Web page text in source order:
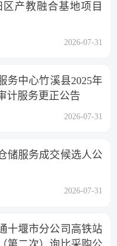
区产教融合基地项目
2026-07-31
务中心竹溪县2025年
计服务更正公告
2026-07-31
储服务成交候选人公
2026-07-31
十堰市分公司高铁站